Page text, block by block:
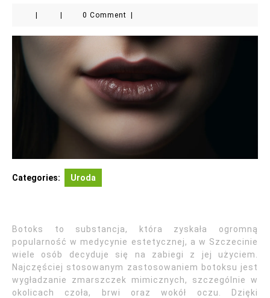
0 Comment
Categories: Uroda
Botoks to substancja, która zyskała ogromną
popularność w medycynie estetycznej, a w Szczecinie
wiele osób decyduje się na zabiegi z jej użyciem.
Najczęściej stosowanym zastosowaniem botoksu jest
wygładzanie zmarszczek mimicznych, szczególnie w
okolicach czoła, brwi oraz wokół oczu. Dzięki